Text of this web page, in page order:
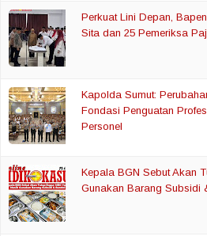
Perkuat Lini Depan,
Sita dan 25 Pemeriksa
Kapolda Sumut:
Fondasi Penguatan
Personel
Kepala BGN Sebut Akan
Gunakan Barang Subsidi